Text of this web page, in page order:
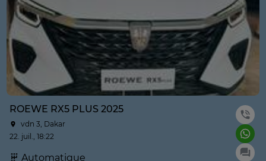
ROEWE RX5 PLUS 2025
vdn 3, Dakar
22. juil., 18:22
Automatique